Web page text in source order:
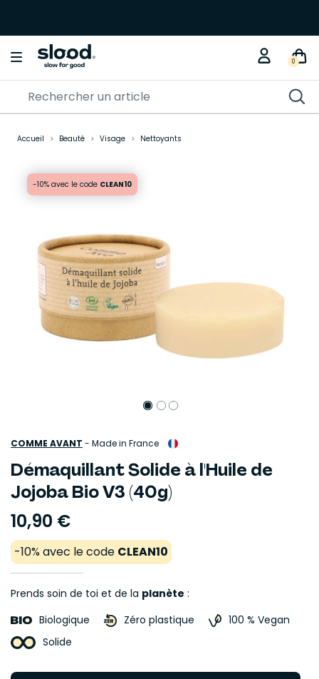
0
Accueil Beauté Visage Nettoyants
-10% avec le code CLEAN10
COMME AVANT - Made in France
Démaquillant Solide à l'Huile de
Jojoba Bio V3 (40g)
10,90 €
-10% avec le code CLEAN10
Prends soin de toi et de la planète :
Biologique
Zéro plastique
100 % Vegan
Solide